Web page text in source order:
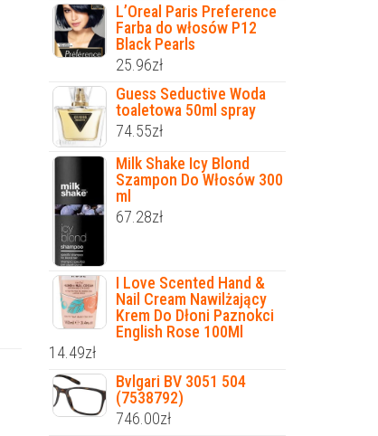
L’Oreal Paris Preference
Farba do włosów P12
Black Pearls
25.96zł
Guess Seductive Woda
toaletowa 50ml spray
74.55zł
Milk Shake Icy Blond
Szampon Do Włosów 300
ml
67.28zł
I Love Scented Hand &
Nail Cream Nawilżający
Krem Do Dłoni Paznokci
English Rose 100Ml
14.49zł
Bvlgari BV 3051 504
(7538792)
746.00zł